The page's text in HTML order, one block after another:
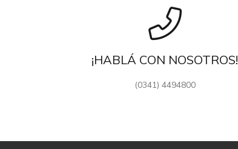
¡HABLÁ CON NOSOTROS!
(0341) 4494800